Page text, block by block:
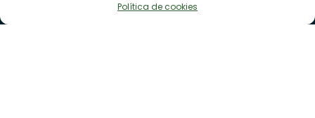
Política de cookies